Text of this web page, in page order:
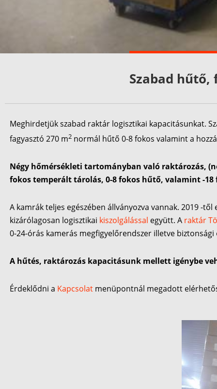
Szabad
Meghirdetjük szabad raktár logisztikai kapacitásunkat.
fagyasztó 270 m2 normál hűtő 0-8 fokos valamint a
Négy hőmérsékleti tartományban való raktározás,
fokos temperált tárolás, 0-8 fokos hűtő, valamint -18
A kamrák teljes egészében állványozva vannak. 2019 -
kizárólagosan logisztikai kiszolgálással együtt. A raktár
0-24-órás kamerás megfigyelőrendszer illetve biztonsági
A hűtés, raktározás kapacitásunk mellett igénybe
Érdeklődni a Kapcsolat menüpontnál megadott